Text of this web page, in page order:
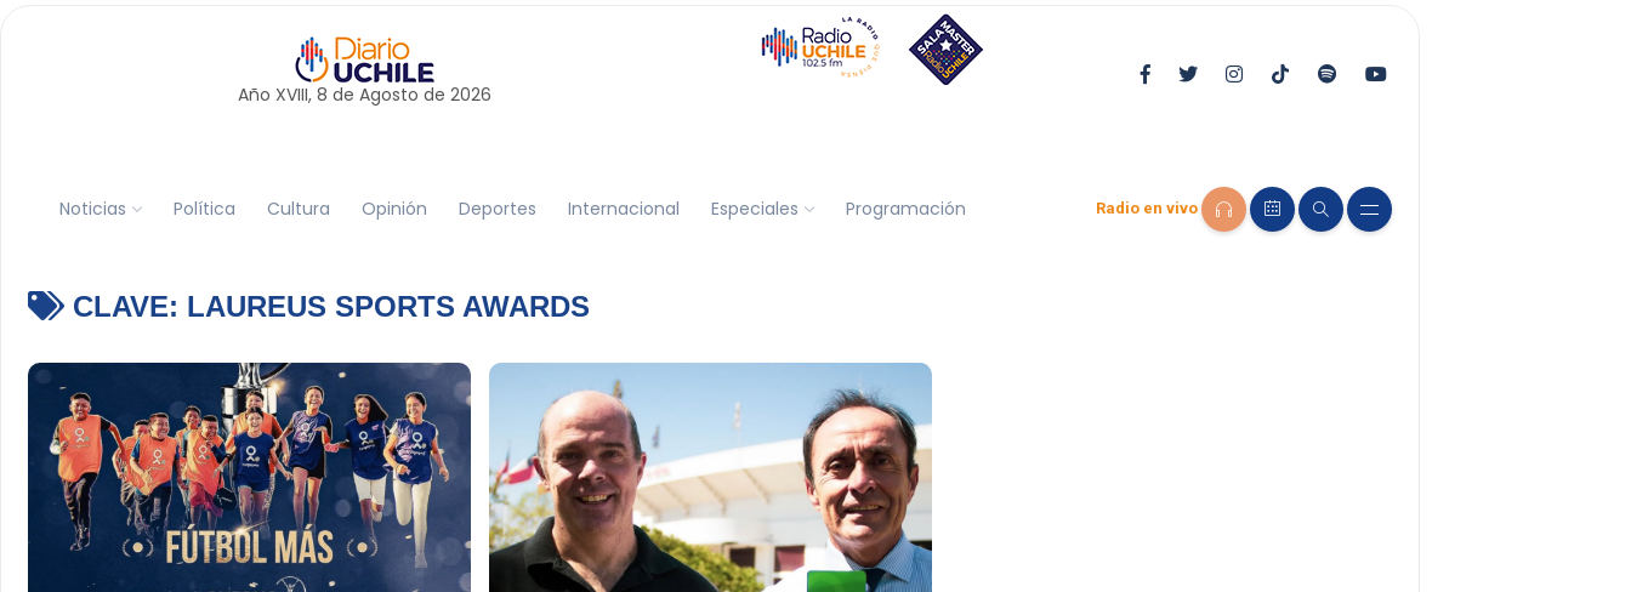
Año XVIII, 8 de Agosto de 2026
Noticias Política Cultura Opinión Deportes Internacional Especiales Programación Radio en vivo
CLAVE: LAUREUS SPORTS AWARDS